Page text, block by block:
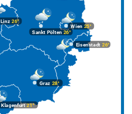
Graz 28°
Klagenfurt21°
Linz 26°
Wien 25°
Eisenstadt 26°
Sankt Pölten 26°